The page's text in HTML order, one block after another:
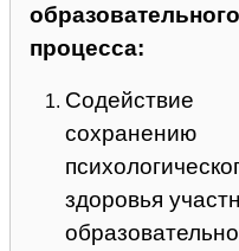
образовательного
процесса:
Содействие
сохранению
здоровья